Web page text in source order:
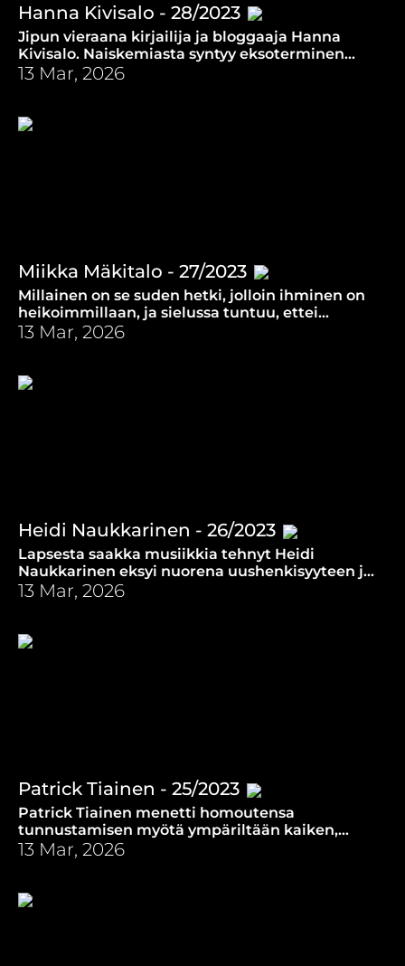
Hanna Kivisalo - 28/2023
Jipun vieraana kirjailija ja bloggaaja Hanna
Kivisalo. Naiskemiasta syntyy eksoterminen
reaktio, jossa vapautuu lämpöä ja armoa.
13 Mar, 2026
Miikka Mäkitalo - 27/2023
Millainen on se suden hetki, jolloin ihminen on
heikoimmillaan, ja sielussa tuntuu, ettei
yksinkertaisesti enää jaksa.
13 Mar, 2026
Heidi Naukkarinen - 26/2023
Lapsesta saakka musiikkia tehnyt Heidi
Naukkarinen eksyi nuorena uushenkisyyteen ja
pimeyden henkivaltojen maailmaan. Miten hän
siitä selvisi?
13 Mar, 2026
Patrick Tiainen - 25/2023
Patrick Tiainen menetti homoutensa
tunnustamisen myötä ympäriltään kaiken,
mutta sai tilalle toivon ja helpotuksen.
13 Mar, 2026